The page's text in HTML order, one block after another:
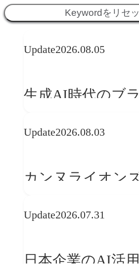
Keywordをリセ
Update2026.08.05
生成AI時代のブ
学ぶ「動的ブラ
Update2026.08.03
カンヌライオン
──「優れたブラ
Update2026.07.31
日本企業のAI活